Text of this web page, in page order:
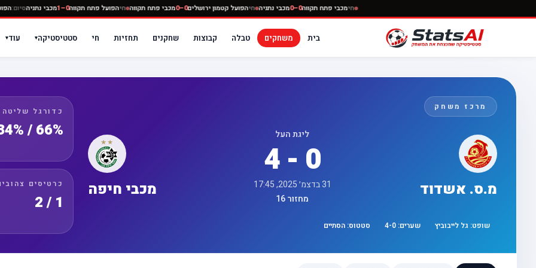
חימכבי פתח תקווה0–0 מכבי נתניה חיהפועל קטמון ירושלים0–0 מכבי פתח תקווה חיהפועל פתח תקווה0–1 מכבי
בית משחקים טבלה קבוצות שחקנים תחזיות חי סטטיסטיקה▾ עוד▾
מרכז משחק
מ.ס. אשדוד
ליגת העל
4 - 0
31 בדצמ׳ 2025, 17:45
מחזור 16
מכבי חיפה
שופט: גל לייבוביץ שערים: 4-0 סטטוס: הסתיים
כדורגל שליטה
66% / 34%
כרטיסים
1 / 2